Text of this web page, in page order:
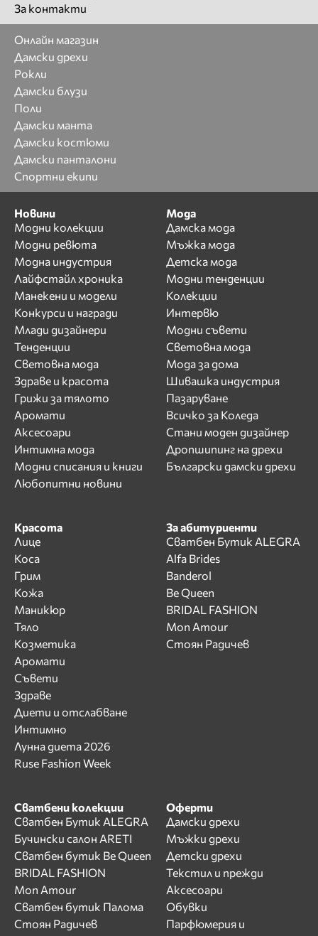
За контакти
Онлайн магазин
Дамски дрехи
Рокли
Дамски блузи
Поли
Дамски манта
Дамски костюми
Дамски панталони
Спортни екипи
Новини
Модни колекции
Модни ревюта
Модна индустрия
Лайфстайл хроника
Манекени и модели
Конкурси и награди
Млади дизайнери
Тенденции
Световна мода
Здраве и красота
Грижи за тялото
Аромати
Аксесоари
Интимна мода
Модни списания и книги
Любопитни новини
Мода
Дамска мода
Мъжка мода
Детска мода
Модни тенденции
Колекции
Интервю
Модни съвети
Световна мода
Мода за дома
Шивашка индустрия
Пазаруване
Всичко за Коледа
Стани моден дизайнер
Дропшипинг на дрехи
Български дамски дрехи
Красота
Лице
Коса
Грим
Кожа
Маникюр
Тяло
Козметика
Аромати
Съвети
Здраве
Диети и отслабване
Интимно
Лунна диета 2026
Ruse Fashion Week
За абитуриенти
Сватбен Бутик ALEGRA
Alfa Brides
Banderol
Be Queen
BRIDAL FASHION
Mon Amour
Стоян Радичев
Сватбени колекции
Сватбен Бутик ALEGRA
Бучински салон ARETI
Сватбен бутик Be Queen
BRIDAL FASHION
Mon Amour
Сватбен бутик Палома
Стоян Радичев
Оферти
Дамски дрехи
Мъжки дрехи
Детски дрехи
Текстил и прежди
Аксесоари
Обувки
Парфюмерия и